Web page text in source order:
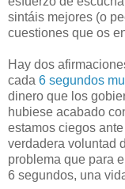
sintáis mejores (o
cuestiones que os
Hay dos
cada 6 segundos
dinero que los
hubiese acabado
estamos ciegos
verdadera voluntad
problema que para
6 segundos, una